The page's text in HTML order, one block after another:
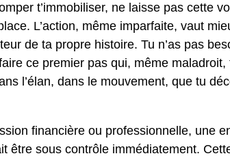
t’immobiliser, ne laisse pas cette
L’action, même imparfaite, vaut
de ta propre histoire. Tu n’as pas
ce premier pas qui, même maladroit,
l’élan, dans le mouvement, que tu
financière ou professionnelle, une
être sous contrôle immédiatement.